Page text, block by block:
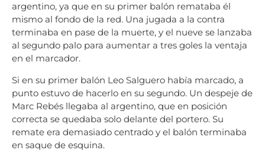
argentino, ya que en su primer balón remataba él
mismo al fondo de la red. Una jugada a la contra
terminaba en pase de la muerte, y el nueve se lanzaba
al segundo palo para aumentar a tres goles la ventaja
en el marcador.
Si en su primer balón Leo Salguero había marcado, a
punto estuvo de hacerlo en su segundo. Un despeje de
Marc Rebés llegaba al argentino, que en posición
correcta se quedaba solo delante del portero. Su
remate era demasiado centrado y el balón terminaba
en saque de esquina.